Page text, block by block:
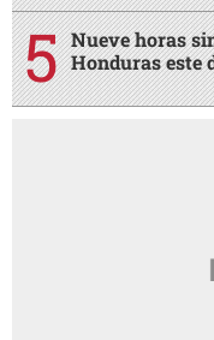
Nueve horas
Honduras este